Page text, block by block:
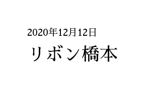
2020年12月12日
リボン橋本